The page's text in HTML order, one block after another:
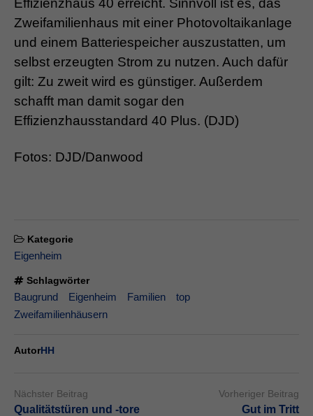
Zweifamilienhaus mit einer Photovoltaikanlage
und einem Batteriespeicher auszustatten, um
selbst erzeugten Strom zu nutzen. Auch dafür
gilt: Zu zweit wird es günstiger. Außerdem
schafft man damit sogar den
Effizienzhausstandard 40 Plus. (DJD)
Fotos: DJD/Danwood
Kategorie
Eigenheim
Schlagwörter
Baugrund Eigenheim Familien
top
Zweifamilienhäusern
Autor HH
Nächster Beitrag
Qualitätstüren und -tore
Vorheriger Beitrag
Gut im Tritt